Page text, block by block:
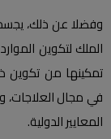
وفضلا عن ذلك، يجسد
الملك لتكوين
تمكينها من تكوين
في مجال العلاجات،
المعايير الدولية.